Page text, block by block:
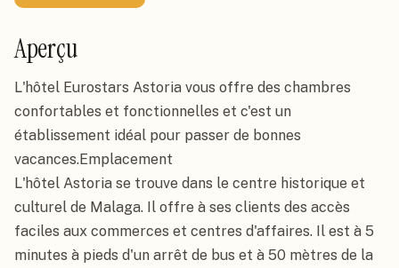
Aperçu
L'hôtel Eurostars Astoria vous offre des chambres
confortables et fonctionnelles et c'est un
établissement idéal pour passer de bonnes
vacances.Emplacement
L'hôtel Astoria se trouve dans le centre historique et
culturel de Malaga. Il offre à ses clients des accès
faciles aux commerces et centres d'affaires. Il est à 5
minutes à pieds d'un arrêt de bus et à 50 mètres de la